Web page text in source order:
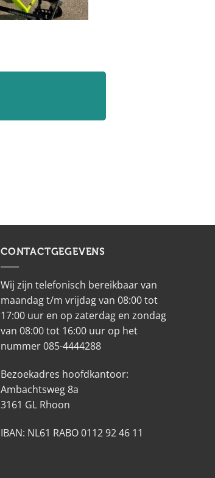
CONTACTGEGEVENS
Wij zijn telefonisch bereikbaar van
maandag t/m vrijdag van 08:00 tot
17:00 uur en op zaterdag en zondag
van 08:00 tot 16:00 uur op het
nummer 085-4444288
Bezoekadres hoofdkantoor:
Ambachtsweg 8a
3161 GL Rhoon
IBAN: NL61 RABO 0112 92 46 11